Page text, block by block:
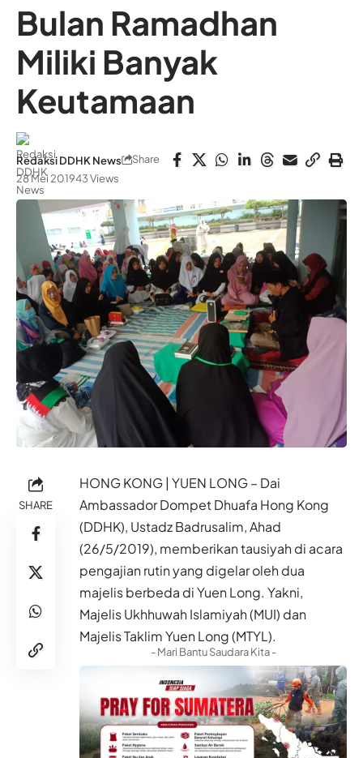
Bulan Ramadhan
Miliki Banyak
Keutamaan
Redaksi DDHK News
28 Mei 201943 Views
Share
SHARE
HONG KONG | YUEN LONG – Dai
Ambassador Dompet Dhuafa Hong Kong
(DDHK), Ustadz Badrusalim, Ahad
(26/5/2019), memberikan tausiyah di acara
pengajian rutin yang digelar oleh dua
majelis berbeda di Yuen Long. Yakni,
Majelis Ukhhuwah Islamiyah (MUI) dan
Majelis Taklim Yuen Long (MTYL).
- Mari Bantu Saudara Kita -